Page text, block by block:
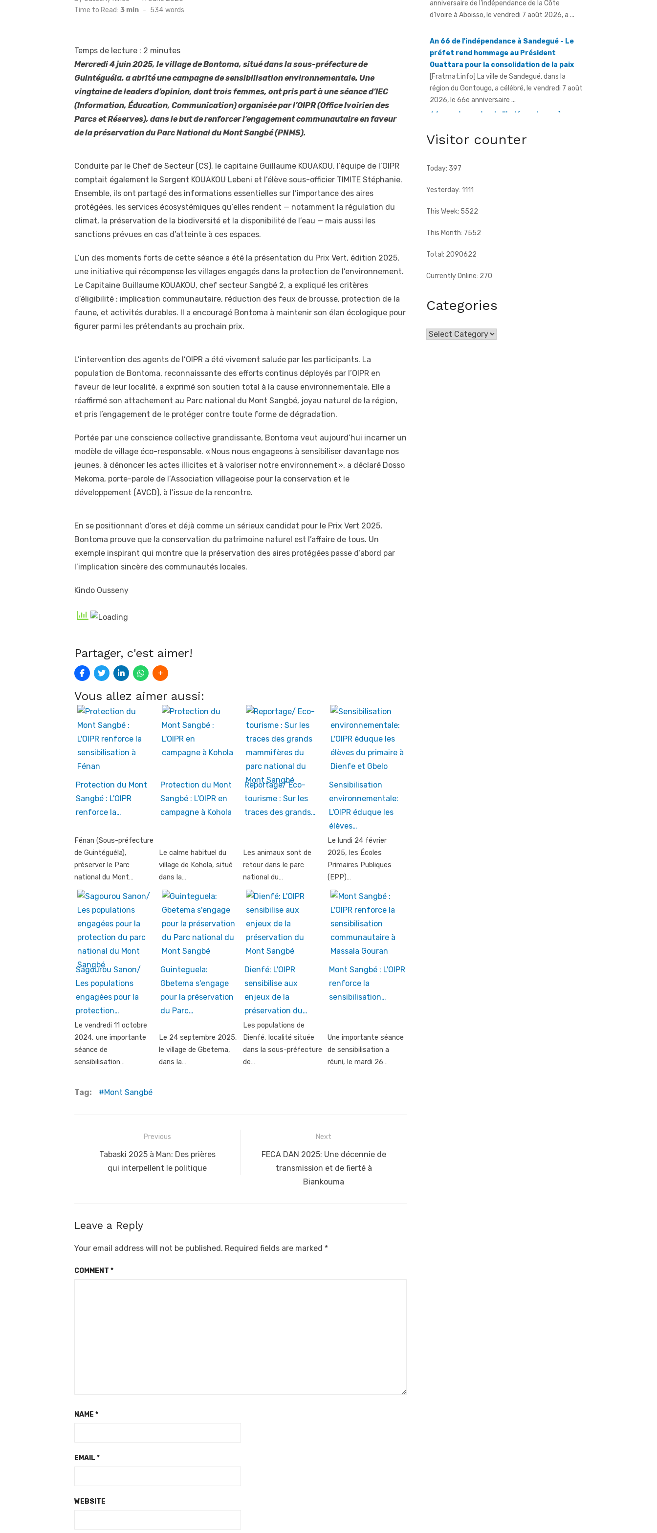
Time to Read: 3 min - 534 words
Temps de lecture : 2 minutes
Mercredi 4 juin 2025, le village de Bontoma, situé dans la sous-préfecture de
Guintéguéla, a abrité une campagne de sensibilisation environnementale. Une
vingtaine de leaders d’opinion, dont trois femmes, ont pris part à une séance d’IEC
(Information, Éducation, Communication) organisée par l’OIPR (Office Ivoirien des
Parcs et Réserves), dans le but de renforcer l’engagement communautaire en faveur
de la préservation du Parc National du Mont Sangbé (PNMS).
Conduite par le Chef de Secteur (CS), le capitaine Guillaume KOUAKOU, l’équipe de l’OIPR
comptait également le Sergent KOUAKOU Lebeni et l’élève sous-officier TIMITE Stéphanie.
Ensemble, ils ont partagé des informations essentielles sur l’importance des aires
protégées, les services écosystémiques qu’elles rendent — notamment la régulation du
climat, la préservation de la biodiversité et la disponibilité de l’eau — mais aussi les
sanctions prévues en cas d’atteinte à ces espaces.
L’un des moments forts de cette séance a été la présentation du Prix Vert, édition 2025,
une initiative qui récompense les villages engagés dans la protection de l’environnement.
Le Capitaine Guillaume KOUAKOU, chef secteur Sangbé 2, a expliqué les critères
d’éligibilité : implication communautaire, réduction des feux de brousse, protection de la
faune, et activités durables. Il a encouragé Bontoma à maintenir son élan écologique pour
figurer parmi les prétendants au prochain prix.
L’intervention des agents de l’OIPR a été vivement saluée par les participants. La
population de Bontoma, reconnaissante des efforts continus déployés par l’OIPR en
faveur de leur localité, a exprimé son soutien total à la cause environnementale. Elle a
réaffirmé son attachement au Parc national du Mont Sangbé, joyau naturel de la région,
et pris l’engagement de le protéger contre toute forme de dégradation.
Portée par une conscience collective grandissante, Bontoma veut aujourd’hui incarner un
modèle de village éco-responsable. « Nous nous engageons à sensibiliser davantage nos
jeunes, à dénoncer les actes illicites et à valoriser notre environnement », a déclaré Dosso
Mekoma, porte-parole de l’Association villageoise pour la conservation et le
développement (AVCD), à l’issue de la rencontre.
En se positionnant d’ores et déjà comme un sérieux candidat pour le Prix Vert 2025,
Bontoma prouve que la conservation du patrimoine naturel est l’affaire de tous. Un
exemple inspirant qui montre que la préservation des aires protégées passe d’abord par
l’implication sincère des communautés locales.
Kindo Ousseny
Partager, c'est aimer!
Vous allez aimer aussi:
Protection du Mont
Sangbé : L'OIPR
renforce la…
Fénan (Sous-préfecture
de Guintéguéla),
préserver le Parc
national du Mont…
Protection du Mont
Sangbé : L'OIPR en
campagne à Kohola
Le calme habituel du
village de Kohola, situé
dans la…
Reportage/ Eco-
tourisme : Sur les
traces des grands…
Les animaux sont de
retour dans le parc
national du…
Sensibilisation
environnementale:
L'OIPR éduque les
élèves…
Le lundi 24 février
2025, les Écoles
Primaires Publiques
(EPP)…
Sagourou Sanon/
Les populations
engagées pour la
protection…
Le vendredi 11 octobre
2024, une importante
séance de
sensibilisation…
Guinteguela:
Gbetema s'engage
pour la préservation
du Parc…
Le 24 septembre 2025,
le village de Gbetema,
dans la…
Dienfé: L'OIPR
sensibilise aux
enjeux de la
préservation du…
Les populations de
Dienfé, localité située
dans la sous-préfecture
de…
Mont Sangbé : L'OIPR
renforce la
sensibilisation…
Une importante séance
de sensibilisation a
réuni, le mardi 26…
Tag: Mont Sangbé
navigation
Previous
Previous
post:
Tabaski 2025 à Man: Des prières
qui interpellent le politique
Next
Next
post:
FECA DAN 2025: Une décennie de
transmission et de fierté à
Biankouma
Leave a Reply
Your email address will not be published. Required fields are marked *
COMMENT *
NAME *
EMAIL *
WEBSITE
anniversaire de l'indépendance de la Côte
d'Ivoire à Aboisso, le vendredi 7 août 2026, a ...
An 66 de l'indépendance à Sandegué - Le
préfet rend hommage au Président
Ouattara pour la consolidation de la paix
[Fratmat.info] La ville de Sandegué, dans la
région du Gontougo, a célébré, le vendredi 7 août
2026, le 66e anniversaire ...
66e anniversaire de l'indépendance à
face à la menace terroriste
d'Ivoire, le sous-préfet de Tougbo, dans ...
Visitor counter
Today: 397
Yesterday: 1111
This Week: 5522
This Month: 7552
Total: 2090622
Currently Online: 270
Categories
Categories